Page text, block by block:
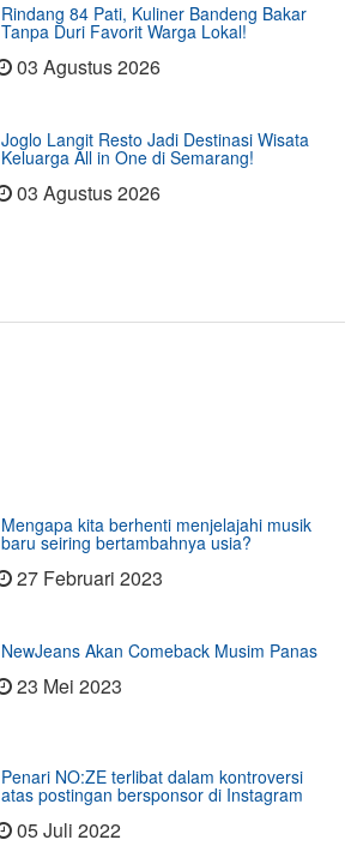
Rindang 84 Pati, Kuliner Bandeng Bakar
Tanpa Duri Favorit Warga Lokal!
03 Agustus 2026
Joglo Langit Resto Jadi Destinasi Wisata
Keluarga All in One di Semarang!
03 Agustus 2026
Mengapa kita berhenti menjelajahi musik
baru seiring bertambahnya usia?
27 Februari 2023
NewJeans Akan Comeback Musim Panas
23 Mei 2023
Penari NO:ZE terlibat dalam kontroversi
atas postingan bersponsor di Instagram
05 Juli 2022